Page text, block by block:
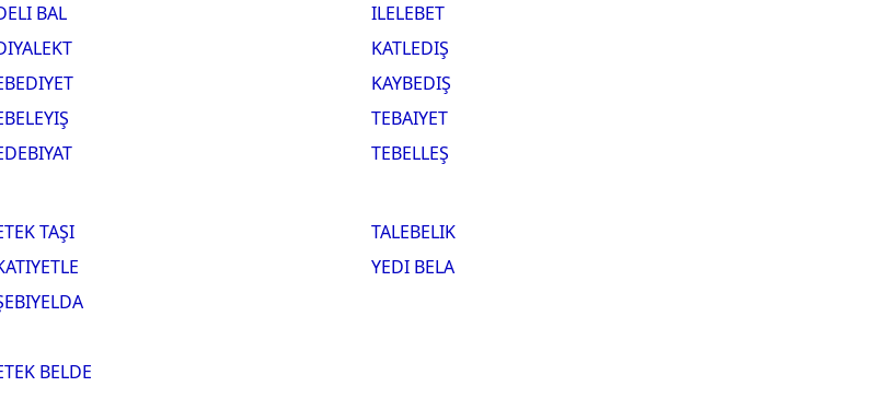
BAL
ILELEBET
KATLEDIŞ
KAYBEDIŞ
TEBAIYET
TEBELLEŞ
TAŞI
TALEBELIK
YEDI BELA
BELDE